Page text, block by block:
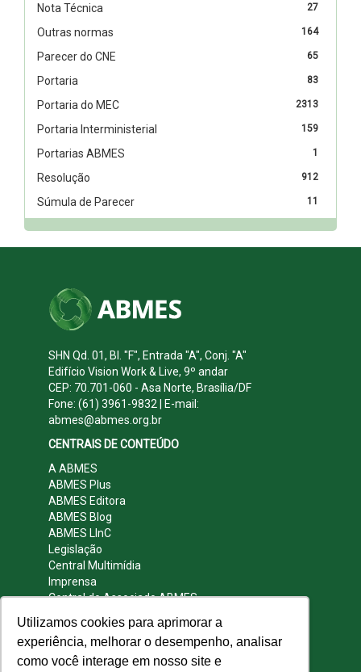
Utilizamos cookies para aprimorar a
experiência, melhorar o desempenho, analisar
como você interage em nosso site e
27
Nota Técnica
164
Outras normas
65
Parecer do CNE
83
Portaria
2313
Portaria do MEC
159
Portaria Interministerial
1
Portarias ABMES
912
Resolução
11
Súmula de Parecer
SHN Qd. 01, Bl. "F", Entrada "A", Conj. "A"
Edifício Vision Work & Live, 9º andar
CEP: 70.701-060 - Asa Norte, Brasília/DF
Fone: (61) 3961-9832 | E-mail:
abmes@abmes.org.br
CENTRAIS DE CONTEÚDO
A ABMES
ABMES Plus
ABMES Editora
ABMES Blog
ABMES LInC
Legislação
Central Multimídia
Imprensa
Central do Associado ABMES
REDES SOCIAIS